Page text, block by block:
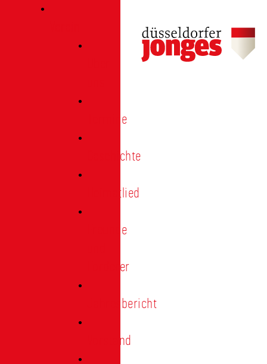
Termine
Geschichte
Heimatlied
Freunde
Förderer
Jahresbericht
Vorstand